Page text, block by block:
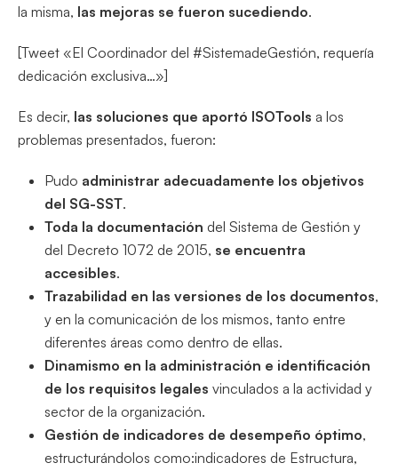
la misma, las mejoras se fueron sucediendo.
[Tweet «El Coordinador del #SistemadeGestión, requería
dedicación exclusiva…»]
Es decir, las soluciones que aportó ISOTools a los
problemas presentados, fueron:
Pudo administrar adecuadamente los objetivos
del SG-SST.
Toda la documentación del Sistema de Gestión y
del Decreto 1072 de 2015, se encuentra
accesibles.
Trazabilidad en las versiones de los documentos,
y en la comunicación de los mismos, tanto entre
diferentes áreas como dentro de ellas.
Dinamismo en la administración e identificación
de los requisitos legales vinculados a la actividad y
sector de la organización.
Gestión de indicadores de desempeño óptimo,
estructurándolos como:indicadores de Estructura,